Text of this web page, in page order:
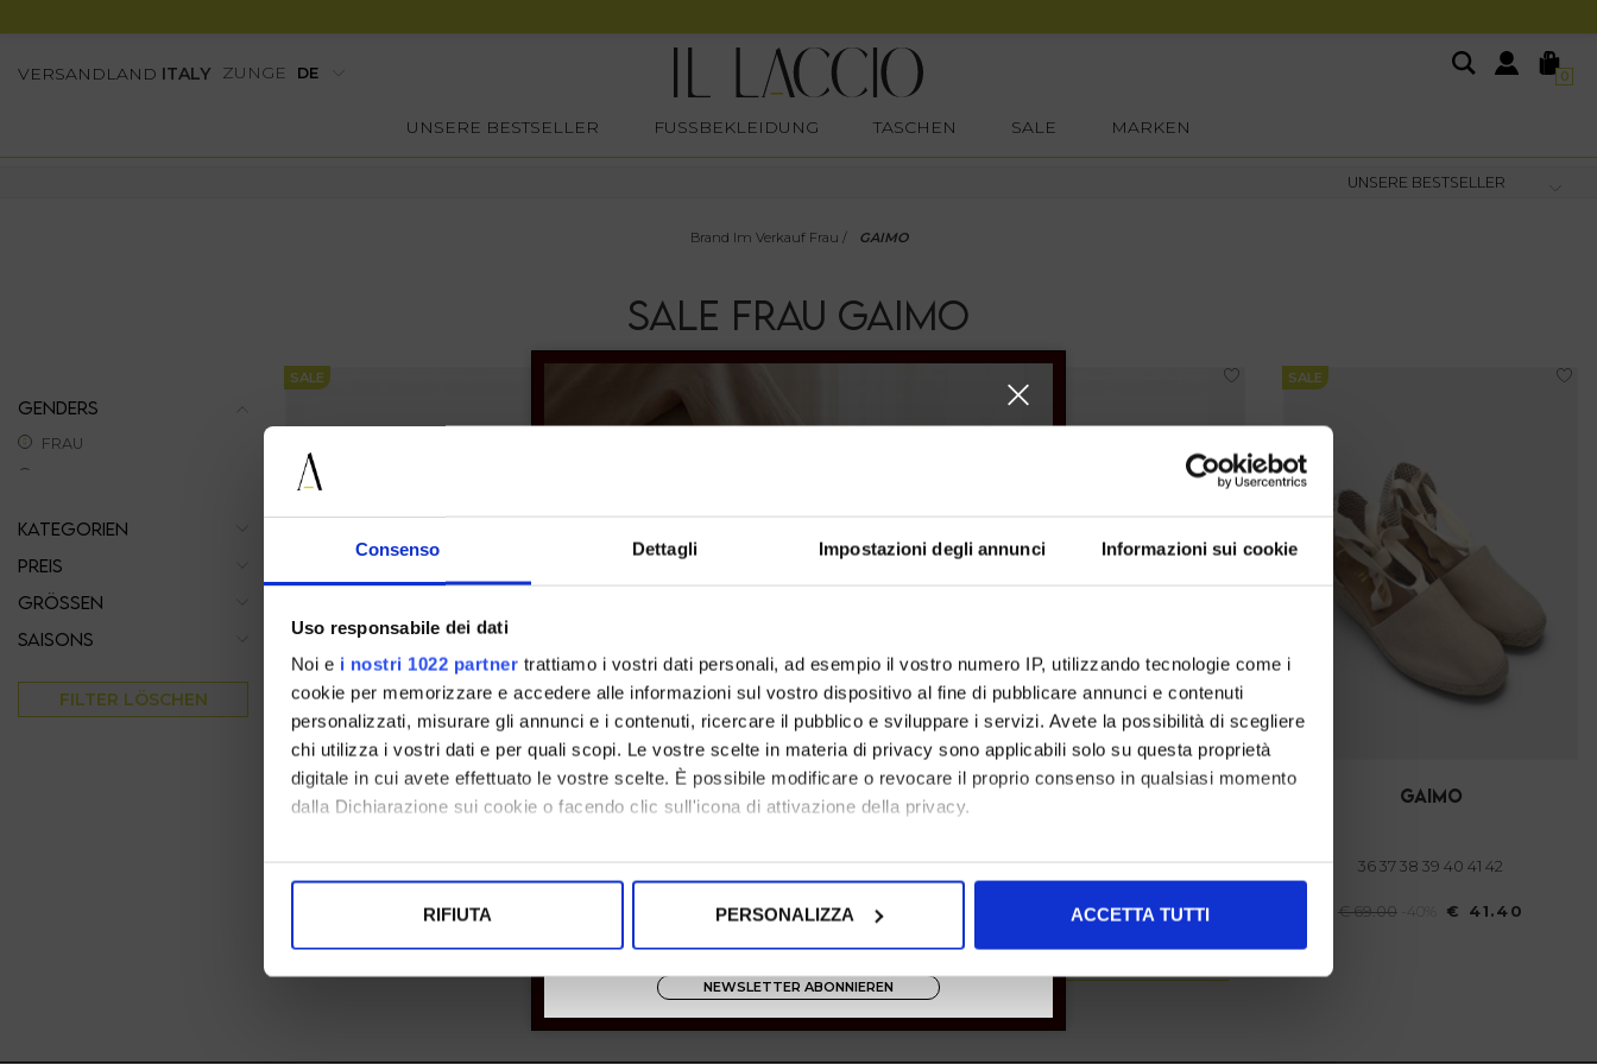
Consenso Dettagli Impostazioni degli annunci Informazioni sui cookie
Uso responsabile dei dati
Noi e i nostri 1022 partner trattiamo i vostri dati personali, ad esempio il vostro numero IP, utilizzando tecnologie come i
cookie per memorizzare e accedere alle informazioni sul vostro dispositivo al fine di pubblicare annunci e contenuti
personalizzati, misurare gli annunci e i contenuti, ricercare il pubblico e sviluppare i servizi. Avete la possibilità di scegliere
chi utilizza i vostri dati e per quali scopi. Le vostre scelte in materia di privacy sono applicabili solo su questa proprietà
digitale in cui avete effettuato le vostre scelte. È possibile modificare o revocare il proprio consenso in qualsiasi momento
dalla Dichiarazione sui cookie o facendo clic sull'icona di attivazione della privacy.
Con il tuo consenso, vorremmo anche:
Identificare il tuo dispositivo, scansionandolo attivamente alla ricerca di caratteristiche specifiche (impronte
digitali).
Approfondisci come vengono elaborati i tuoi dati personali e imposta le tue preferenze nella
sezione dettagli. Puoi
modificare o ritirare il tuo consenso in qualsiasi momento dalla Dichiarazione sui cookie.
RIFIUTA PERSONALIZZA ACCETTA TUTTI
VERSANDLAND ITALY ZUNGE 0
UNSERE BESTSELLER FUSSBEKLEIDUNG TASCHEN SALE MARKEN
Brand Im Verkauf Frau / GAIMO
SALE FRAU GAIMO
GENDERS
FRAU
KATEGORIEN
PREIS
GRÖSSEN
SAISONS
FILTER LÖSCHEN
SALE
gaimo
39
-40% € 57.00
gaimo
38
€ 95.00 -40% € 57.00
36 37 38 39 40 41
-40% € 41.40
SALE
gaimo
36 37 38 39 40 41 42
€ 69.00 -40% € 41.40
SHOW ITEMS1to4of4total
NEWSLETTER ABONNIEREN